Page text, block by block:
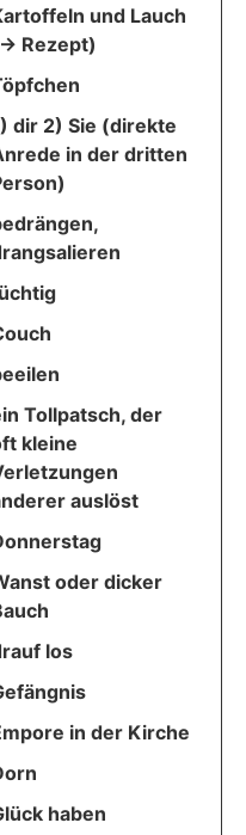
und Lauch
> Rezept)
dir 2) Sie (direkte
in der dritten
Tollpatsch, der
kleine
auslöst
oder dicker
los
in der Kirche
haben